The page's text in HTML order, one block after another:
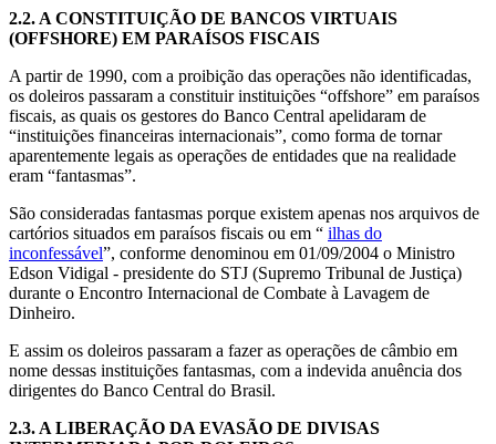
2.2. A CONSTITUIÇÃO DE BANCOS VIRTUAIS
(OFFSHORE) EM PARAÍSOS FISCAIS
A partir de 1990, com a proibição das operações não identificadas,
os doleiros passaram a constituir instituições “offshore” em paraísos
fiscais, as quais os gestores do Banco Central apelidaram de
“instituições financeiras internacionais”, como forma de tornar
aparentemente legais as operações de entidades que na realidade
eram “fantasmas”.
São consideradas fantasmas porque existem apenas nos arquivos de
cartórios situados em paraísos fiscais ou em “ ilhas do
inconfessável”, conforme denominou em 01/09/2004 o Ministro
Edson Vidigal - presidente do STJ (Supremo Tribunal de Justiça)
durante o Encontro Internacional de Combate à Lavagem de
Dinheiro.
E assim os doleiros passaram a fazer as operações de câmbio em
nome dessas instituições fantasmas, com a indevida anuência dos
dirigentes do Banco Central do Brasil.
2.3. A LIBERAÇÃO DA EVASÃO DE DIVISAS